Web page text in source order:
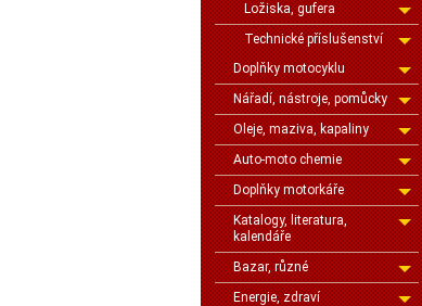
Ložiska, gufera
Technické příslušenství
Doplňky motocyklu
Nářadí, nástroje, pomůcky
Oleje, maziva, kapaliny
Auto-moto chemie
Doplňky motorkáře
Katalogy, literatura,
kalendáře
Bazar, různé
Energie, zdraví